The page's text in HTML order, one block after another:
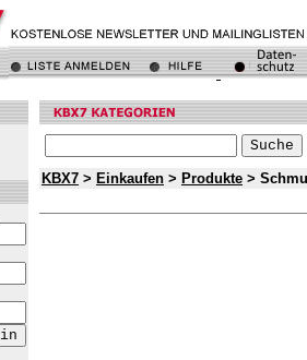
KBX7 > Einkaufen > Produkte >